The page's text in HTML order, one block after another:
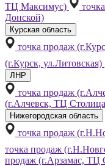
ТЦ Максимус)
Донской)
Курская область
точка продаж
(г.Курск, ул.Литовская)
ЛНР
точка продаж
(г.Алчевск, ТЦ
Нижегородская область
точка продаж
точка продаж
продаж (г.Арзамас, ТЦ